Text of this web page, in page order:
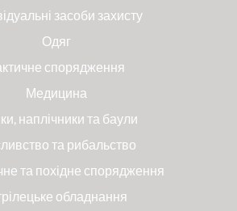
засоби захисту
Одяг
спорядження
Медицина
наплічники та баули
та рибальство
та похідне спорядження
обладнання